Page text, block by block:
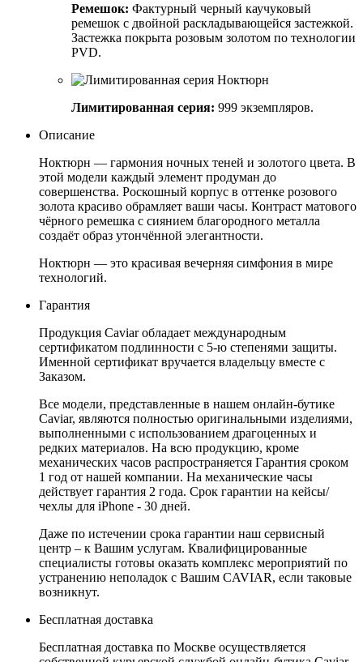
Ремешок: Фактурный черный каучуковый
ремешок с двойной раскладывающейся застежкой.
Застежка покрыта розовым золотом по технологии
PVD.
Лимитированная серия: 999 экземпляров.
Описание
Ноктюрн — гармония ночных теней и золотого цвета. В
этой модели каждый элемент продуман до
совершенства. Роскошный корпус в оттенке розового
золота красиво обрамляет ваши часы. Контраст матового
чёрного ремешка с сиянием благородного металла
создаёт образ утончённой элегантности.
Ноктюрн — это красивая вечерняя симфония в мире
технологий.
Гарантия
Продукция Caviar обладает международным
сертификатом подлинности с 5-ю степенями защиты.
Именной сертификат вручается владельцу вместе с
Заказом.
Все модели, представленные в нашем онлайн-бутике
Caviar, являются полностью оригинальными изделиями,
выполненными с использованием драгоценных и
редких материалов. На всю продукцию, кроме
механических часов распространяется Гарантия сроком
1 год от нашей компании. На механические часы
действует гарантия 2 года. Срок гарантии на кейсы/
чехлы для iPhone - 30 дней.
Даже по истечении срока гарантии наш сервисный
центр – к Вашим услугам. Квалифицированные
специалисты готовы оказать комплекс мероприятий по
устранению неполадок с Вашим CAVIAR, если таковые
возникнут.
Бесплатная доставка
Бесплатная доставка по Москве осуществляется